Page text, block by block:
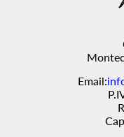
Email: